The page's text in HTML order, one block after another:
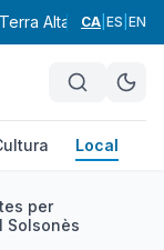
Terra Alta UrgellVallès
CA ES EN
Local
per
Solsonès